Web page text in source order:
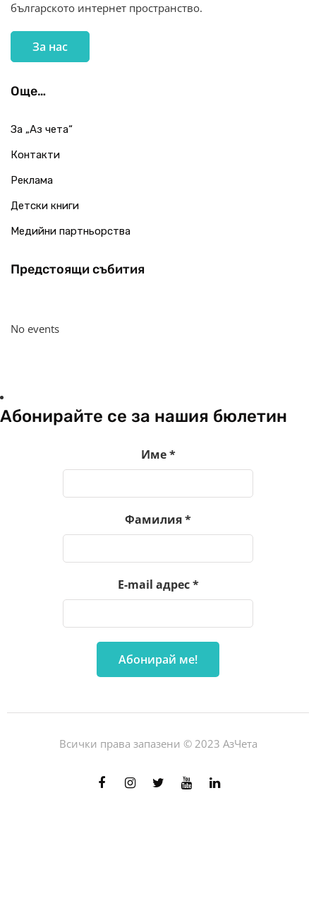
българското интернет пространство.
За нас
Още…
За „Аз чета“
Контакти
Реклама
Детски книги
Медийни партньорства
Предстоящи събития
No events
Абонирайте се за нашия бюлетин
Име*
Фамилия*
E-mail адрес*
Всички права запазени © 2023 АзЧета